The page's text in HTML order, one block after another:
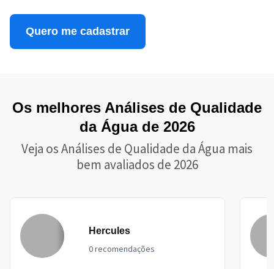
Quero me cadastrar
Os melhores Análises de Qualidade
da Água de 2026
Veja os Análises de Qualidade da Água mais
bem avaliados de 2026
Hercules
0 recomendações